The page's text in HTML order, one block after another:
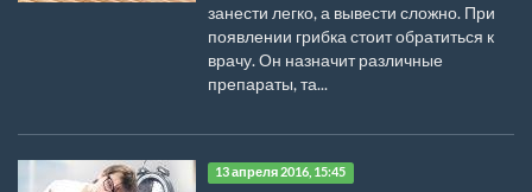
занести легко, а вывести сложно. При
появлении грибка стоит обратиться к
врачу. Он назначит различные
препараты, та...
13 апреля 2016, 15:45